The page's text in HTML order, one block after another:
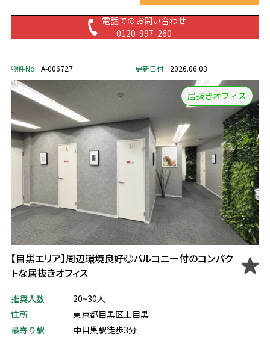
電話でのお問い合わせ
0120-997-260
物件No A-006727 更新日付 2026.06.03
居抜きオフィス
【目黒エリア】周辺環境良好◎バルコニー付のコンパク
トな居抜きオフィス
推奨人数
20~30人
住所
東京都目黒区上目黒
最寄り駅
中目黒駅徒歩3分